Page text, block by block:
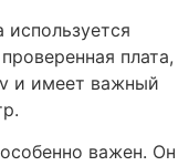
используется
плата,
и имеет важный
важен. Он